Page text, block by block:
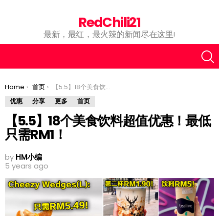
RedChili21
最新，最红，最火辣的新闻尽在这里!
You are here:
Home 首页
【5.5】18个美食饮料超值优惠！最低只需RM1！
优惠
分享 更多 首页
【5.5】18个美食饮料超值优惠！最低
只需RM1！
by HM小编
5 years ago